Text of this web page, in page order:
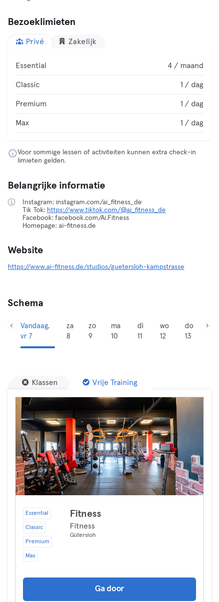
Bezoeklimieten
Privé Zakelijk
Essential 4 / maand
Classic 1 / dag
Premium 1 / dag
Max 1 / dag
Voor sommige lessen of activiteiten kunnen extra check-in
limieten gelden.
Belangrijke informatie
Instagram: instagram.com/ai_fitness_de
Tik Tok: https://www.tiktok.com/@ai_fitness_de
Facebook: facebook.com/Ai.Fitness
Homepage: ai-fitness.de
Website
https://www.ai-fitness.de/studios/guetersloh-kampstrasse
Schema
Vandaag,
vr 7
za
8
zo
9
ma
10
di
11
wo
12
do
13
Klassen Vrije Training
Essential
Classic
Premium
Max
Fitness
Fitness
Gütersloh
Ga door